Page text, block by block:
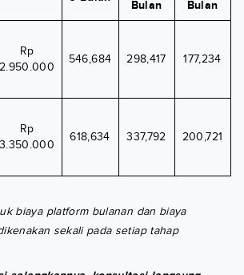
Bulan
Bulan
Rp
2.950.000
546,684 298,417 177,234
Rp
3.350.000
618,634 337,792 200,721
biaya platform bulanan dan biaya
sekali pada setiap tahap